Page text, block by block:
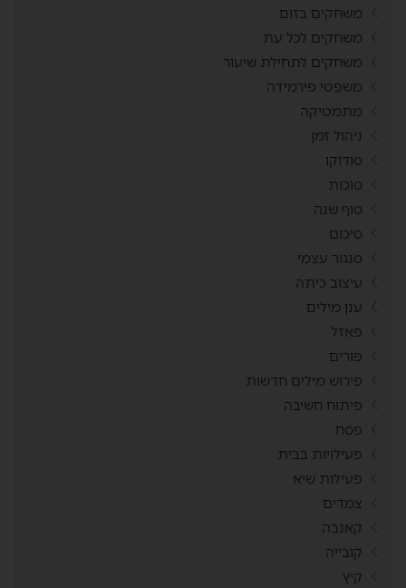
משחקים בזום
משחקים לכל עת
משחקים לתחילת שיעור
משפטי פירמידה
מתמטיקה
ניהול זמן
סודוקו
סוכות
סוף שנה
סיכום
סנגור עצמי
עיצוב כיתה
ענן מילים
פאזל
פורים
פירוש מילים חדשות
פיתוח חשיבה
פסח
פעילויות בבית
פעילות שיא
צמדים
קאנבה
קובייה
קיץ